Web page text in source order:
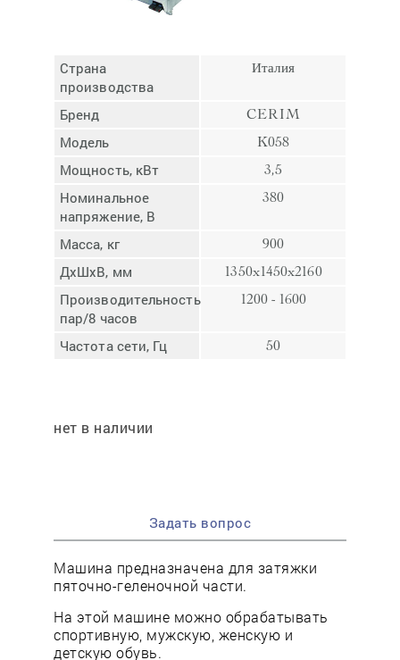
Страна
производства
Италия
Бренд CERIM
Модель K058
Мощность, кВт 3,5
Номинальное
напряжение, В
380
Масса, кг 900
ДхШхВ, мм 1350x1450x2160
Производительность,
пар/8 часов
1200 - 1600
Частота сети, Гц 50
нет в наличии
Задать вопрос
Машина предназначена для затяжки
пяточно-геленочной части.
На этой машине можно обрабатывать
спортивную, мужскую, женскую и
детскую обувь.